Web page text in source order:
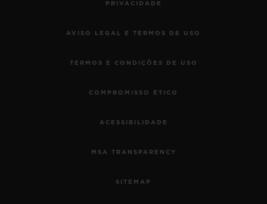
PRIVACIDADE
AVISO LEGAL E TERMOS DE USO
TERMOS E CONDIÇÕES DE USO
COMPROMISSO ÉTICO
ACESSIBILIDADE
MSA TRANSPARENCY
SITEMAP